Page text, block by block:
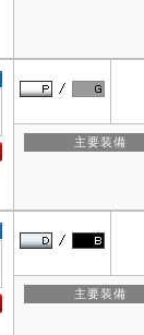
主要装備
主要装備